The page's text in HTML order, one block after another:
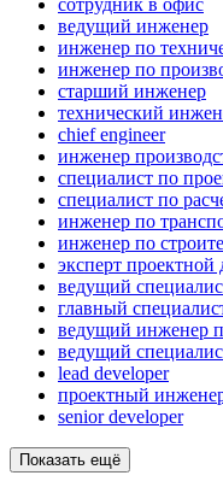
сотрудник в офис
ведущий инженер
инженер по
инженер по
старший инженер
технический
chief engineer
инженер
специалист по
специалист по
инженер по
инженер по
эксперт проектной
ведущий
главный
ведущий инженер
ведущий
lead developer
проектный
senior developer
Показать ещё